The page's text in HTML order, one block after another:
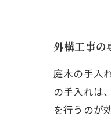
外構工事の
庭木の手入
の手入れは
を行うのが